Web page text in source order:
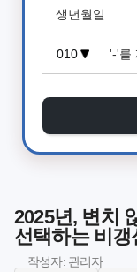
2025년, 변치
선택하는 비갱
작성자: 관리자